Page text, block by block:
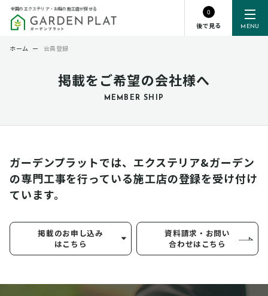
MENU
全国のエクステリア・お庭の施工店が探せる
0
後で見る
掲載をご希望の会社様へ
MEMBER SHIP
ホーム ー 会員登録
ガーデンプラットでは、エクステリア&ガーデン
の専門工事を行っている施工店の登録を受け付け
ています。
掲載のお申し込み
はこちら
資料請求・お問い
合わせはこちら